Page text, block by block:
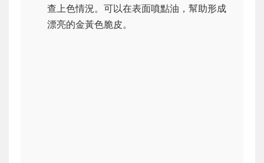
查上色情況。可以在表面噴點油，幫助形成
漂亮的金黃色脆皮。